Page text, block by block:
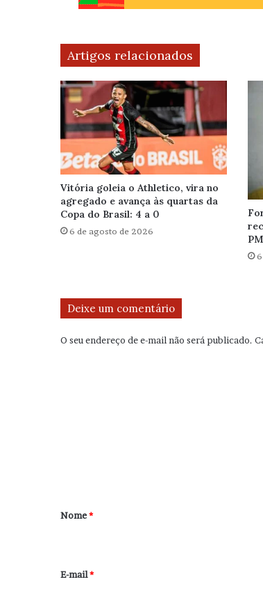
Artigos relacionados
Vitória goleia o Athletico, vira no
agregado e avança às quartas da
Copa do Brasil: 4 a 0
6 de agosto de 2026
Deixe um comentário
O seu endereço de e-mail não será publicado.
r
*
Nome*
E-mail*